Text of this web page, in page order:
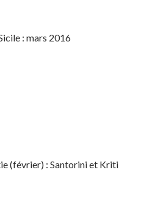
: mars 2016
(février) : Santorini et Kriti